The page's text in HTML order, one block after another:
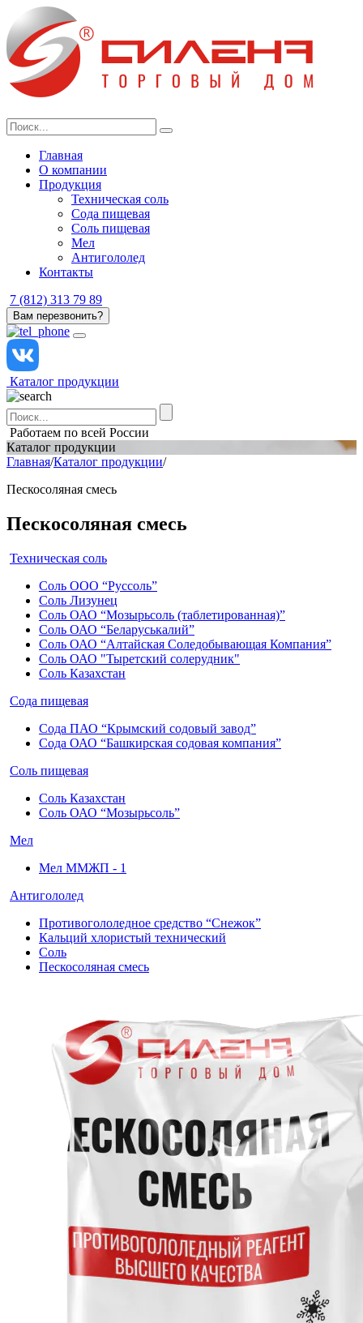
to
content
Главная
О компании
Продукция
Техническая соль
Сода пищевая
Соль пищевая
Мел
Антигололед
Контакты
7 (812) 313 79 89
Вам перезвонить?
Каталог продукции
Поиск:
Работаем по всей России
Каталог продукции
Главная/Каталог продукции/
Пескосоляная смесь
Пескосоляная смесь
Техническая соль
Соль ООО “Руссоль”
Соль Лизунец
Соль ОАО “Мозырьсоль (таблетированная)”
Соль ОАО “Беларуськалий”
Соль ОАО “Алтайская Соледобывающая Компания”
Соль ОАО "Тыретский солерудник"
Соль Казахстан
Сода пищевая
Сода ПАО “Крымский содовый завод”
Сода ОАО “Башкирская содовая компания”
Соль пищевая
Соль Казахстан
Соль ОАО “Мозырьсоль”
Мел
Мел ММЖП - 1
Антигололед
Противогололедное средство “Снежок”
Кальций хлористый технический
Соль
Пескосоляная смесь